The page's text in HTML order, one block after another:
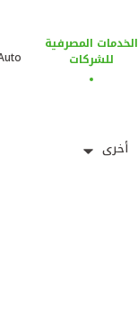
الخدمات المصرفية
للشركات
أخرى